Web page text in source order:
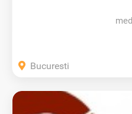
Bucuresti